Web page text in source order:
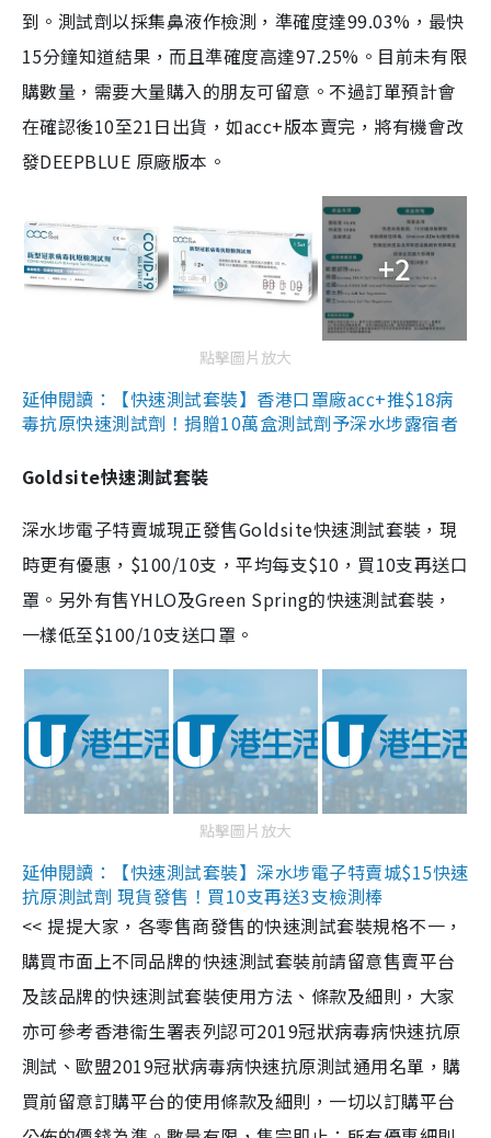
到。測試劑以採集鼻液作檢測，準確度達99.03%，最快
15分鐘知道結果，而且準確度高達97.25%。目前未有限
購數量，需要大量購入的朋友可留意。不過訂單預計會
在確認後10至21日出貨，如acc+版本賣完，將有機會改
發DEEPBLUE 原廠版本。
+2
點擊圖片放大
延伸閱讀：【快速測試套裝】香港口罩廠acc+推$18病
毒抗原快速測試劑！捐贈10萬盒測試劑予深水埗露宿者
Goldsite快速測試套裝
深水埗電子特賣城現正發售Goldsite快速測試套裝，現
時更有優惠，$100/10支，平均每支$10，買10支再送口
罩。另外有售YHLO及Green Spring的快速測試套裝，
一樣低至$100/10支送口罩。
點擊圖片放大
延伸閱讀：【快速測試套裝】深水埗電子特賣城$15快速
抗原測試劑 現貨發售！買10支再送3支檢測棒
<< 提提大家，各零售商發售的快速測試套裝規格不一，
購買市面上不同品牌的快速測試套裝前請留意售賣平台
及該品牌的快速測試套裝使用方法、條款及細則，大家
亦可參考香港衞生署表列認可2019冠狀病毒病快速抗原
測試、歐盟2019冠狀病毒病快速抗原測試通用名單，購
買前留意訂購平台的使用條款及細則，一切以訂購平台